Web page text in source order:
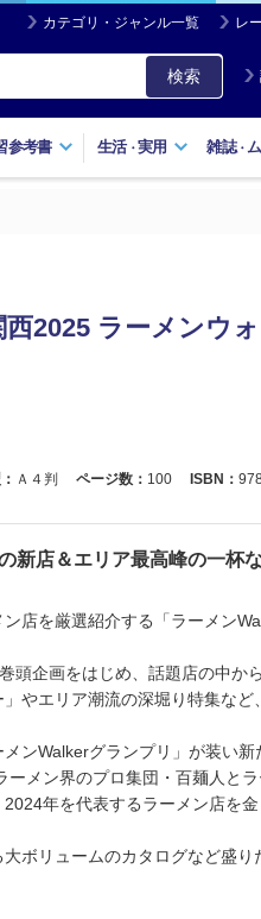
カテゴリ・ジャンル一覧 レ
検索
参考書 生活・実用 雑誌・
2025 ラーメンウ
Ａ４判 ページ数： 100 ISBN：
新店＆エリア最高峰の一杯
店を厳選紹介する「ラーメン
頭企画をはじめ、話題店の中か
やエリア潮流の深堀り特集など
ンWalkerグランプリ」が装い新
ーメン界のプロ集団・百麺人と
年を代表するラーメン店を
ボリュームのカタログなど盛り